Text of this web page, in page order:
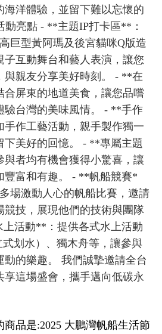
海洋體驗，並留下難以忘懷的
動亮點 - **主題IP打卡區**：
巨型黃阿瑪及後宮貓咪Q版造
子互動舞台和藝人表演，讓您
與親友分享美好時刻。 - **在
屏東的地道美食，讓您品嚐
驗台灣的美味風情。 - **手作
作工藝活動，親手製作獨一
下美好的回憶。 - **專屬主題
者均有機會獲得小驚喜，讓
豐富和有趣。 - **帆船競賽*
場激動人心的帆船比賽，邀請
競技，展現他們的技術與團隊
活動**：提供各式水上活動
式划水）、獨木舟等，讓參與
動的樂趣。 我們誠摯邀請全台
享這場盛會，攜手邁向低碳永
商品是:2025 大鵬灣帆船生活節